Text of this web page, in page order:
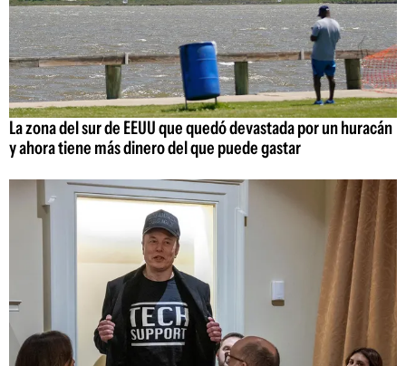
La zona del sur de EEUU que quedó devastada por un huracán
y ahora tiene más dinero del que puede gastar